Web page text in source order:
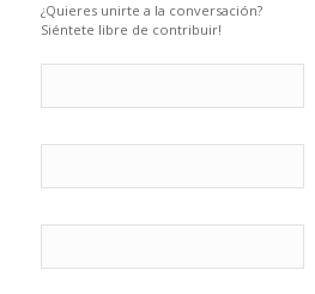
¿Quieres unirte a la conversación?
Siéntete libre de contribuir!